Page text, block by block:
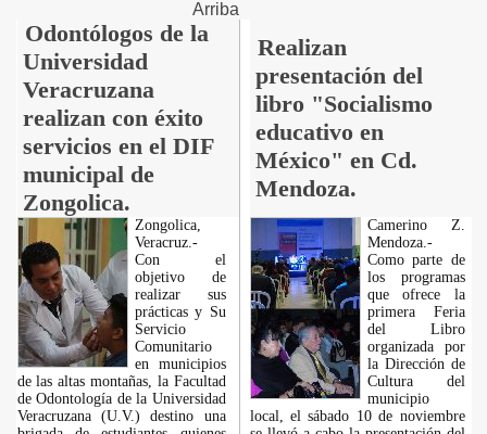
Arriba
Odontólogos de la
Universidad
Veracruzana
realizan con éxito
servicios en el DIF
municipal de
Zongolica.
Realizan
presentación del
libro "Socialismo
educativo en
México" en Cd.
Mendoza.
Zongolica,
Veracruz.-
Con el
objetivo de
realizar sus
prácticas y Su
Servicio
Comunitario
en municipios
de las altas montañas, la Facultad
de Odontología de la Universidad
Veracruzana (U.V.) destino una
Camerino Z.
Mendoza.-
Como parte de
los programas
que ofrece la
primera Feria
del Libro
organizada por
la Dirección de
Cultura del
municipio
local, el sábado 10 de noviembre